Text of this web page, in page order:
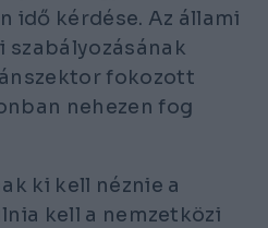
idő kérdése. Az állami
szabályozásának
fokozott
nehezen fog
ki kell néznie a
kell a nemzetközi